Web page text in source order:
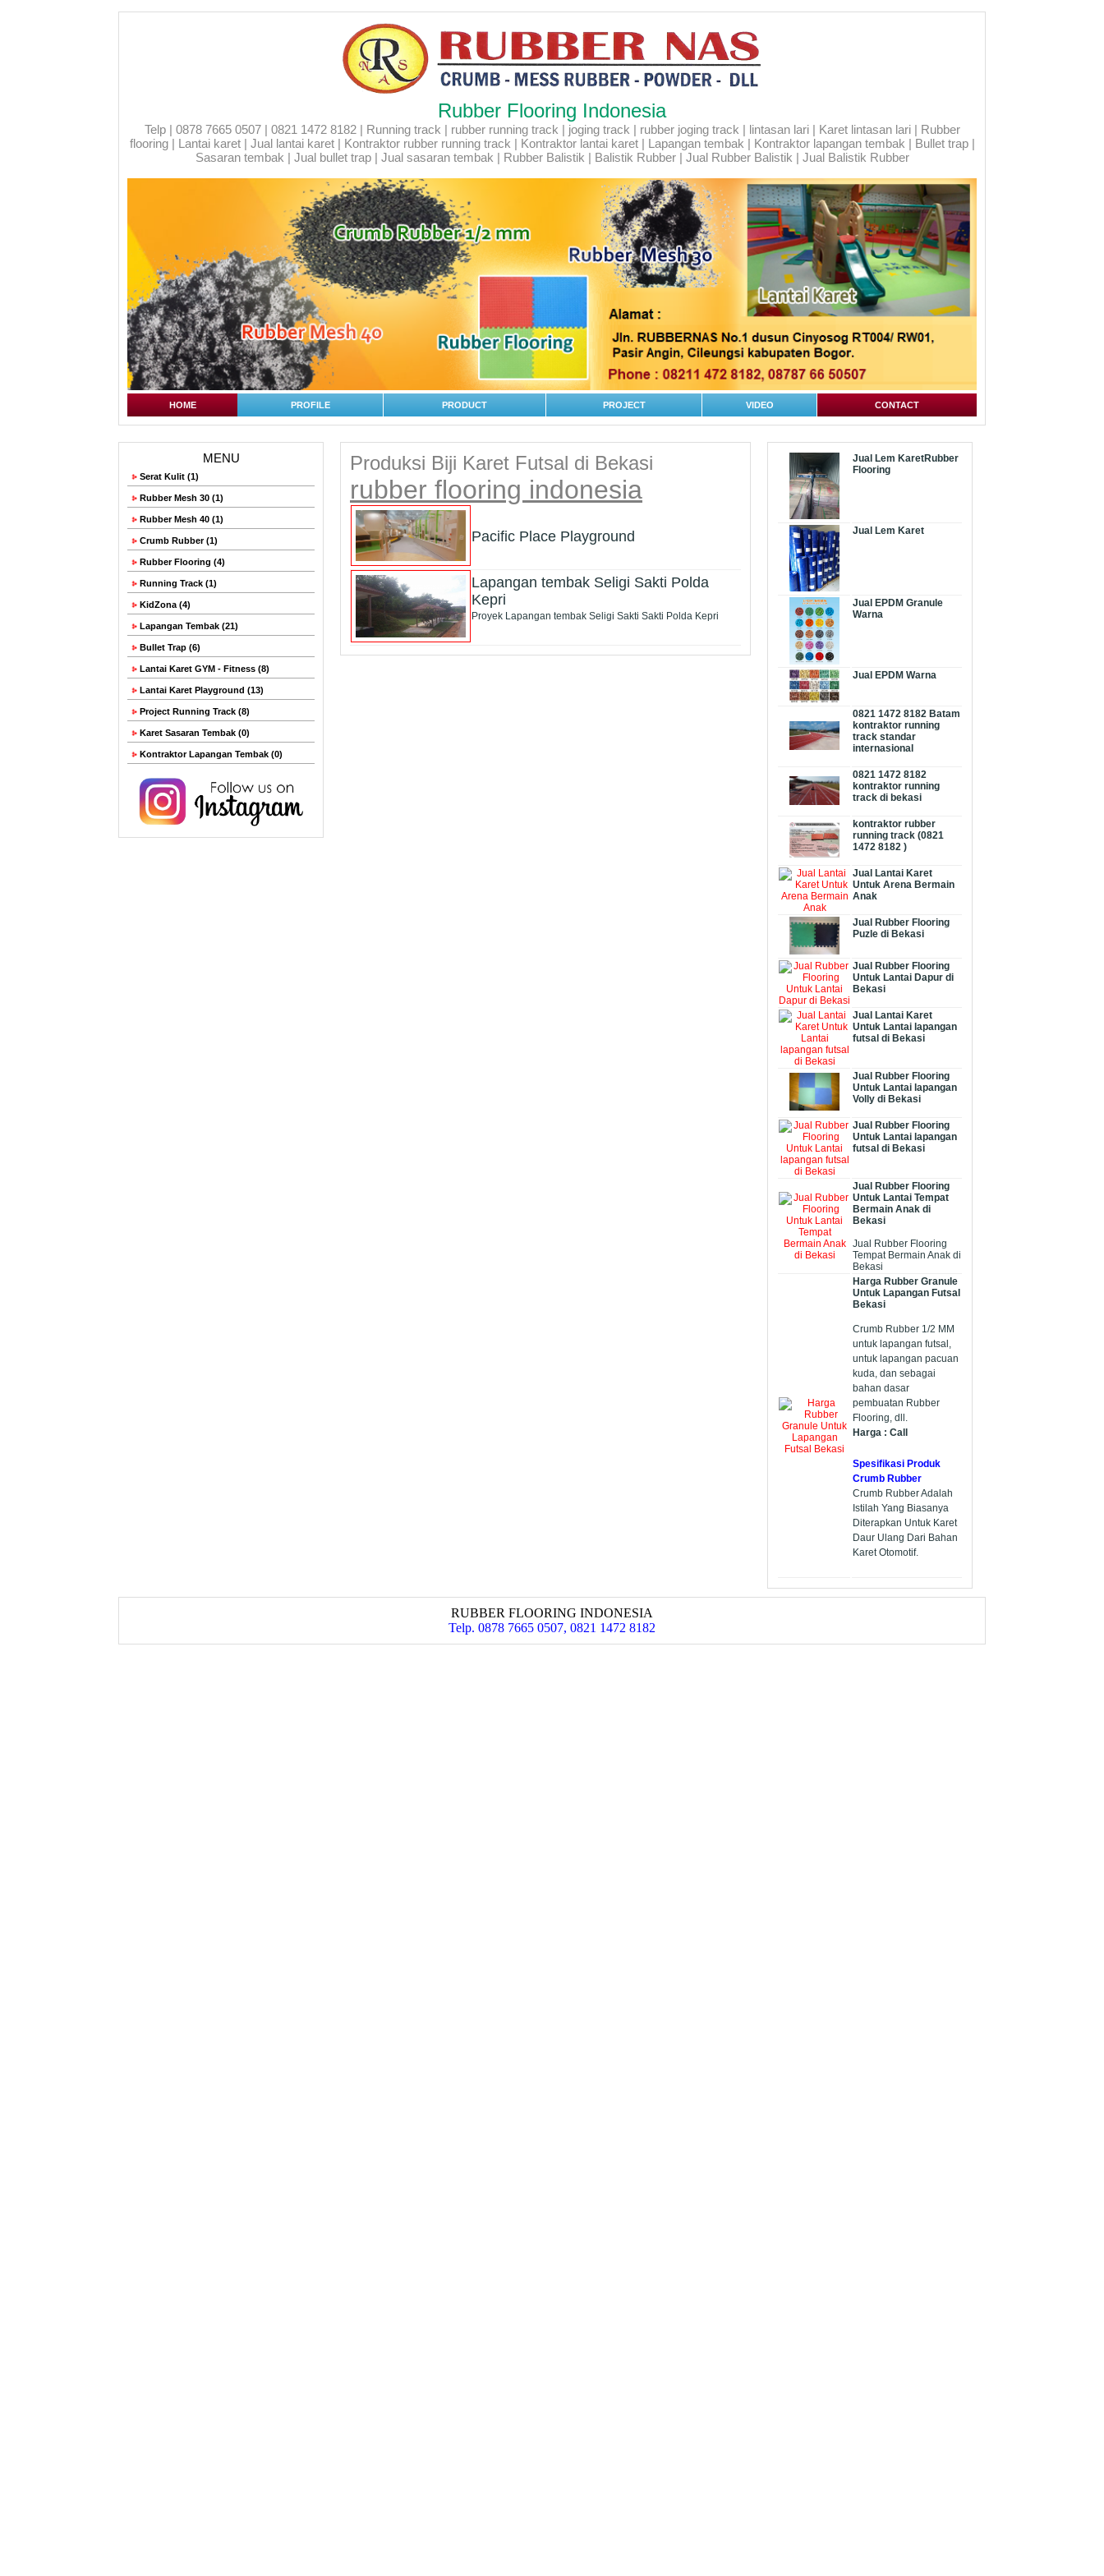
Rubber Flooring Indonesia
Telp | 0878 7665 0507 | 0821 1472 8182 | Running track | rubber running track | joging track | rubber joging track | lintasan lari | Karet lintasan lari | Rubber
flooring | Lantai karet | Jual lantai karet | Kontraktor rubber running track | Kontraktor lantai karet | Lapangan tembak | Kontraktor lapangan tembak | Bullet trap |
Sasaran tembak | Jual bullet trap | Jual sasaran tembak | Rubber Balistik | Balistik Rubber | Jual Rubber Balistik | Jual Balistik Rubber
HOME PROFILE PRODUCT PROJECT VIDEO CONTACT
MENU
Serat Kulit (1)
Rubber Mesh 30 (1)
Rubber Mesh 40 (1)
Crumb Rubber (1)
Rubber Flooring (4)
Running Track (1)
KidZona (4)
Lapangan Tembak (21)
Bullet Trap (6)
Lantai Karet GYM - Fitness (8)
Lantai Karet Playground (13)
Project Running Track (8)
Karet Sasaran Tembak (0)
Kontraktor Lapangan Tembak (0)
Produksi Biji Karet Futsal di Bekasi
rubber flooring indonesia
Pacific Place Playground
Lapangan tembak Seligi Sakti Polda
Kepri
Proyek Lapangan tembak Seligi Sakti Sakti Polda Kepri
Jual Lem KaretRubber
Flooring
Jual Lem Karet
Jual EPDM Granule
Warna
Jual EPDM Warna
0821 1472 8182 Batam
kontraktor running
track standar
internasional
0821 1472 8182
kontraktor running
track di bekasi
kontraktor rubber
running track (0821
1472 8182 )
Jual Lantai Karet
Untuk Arena Bermain
Anak
Jual Rubber Flooring
Puzle di Bekasi
Jual Rubber Flooring
Untuk Lantai Dapur di
Bekasi
Jual Lantai Karet
Untuk Lantai lapangan
futsal di Bekasi
Jual Rubber Flooring
Untuk Lantai lapangan
Volly di Bekasi
Jual Rubber Flooring
Untuk Lantai lapangan
futsal di Bekasi
Jual Rubber Flooring
Untuk Lantai Tempat
Bermain Anak di
Bekasi
Jual Rubber Flooring
Tempat Bermain Anak di
Bekasi
Harga Rubber Granule
Untuk Lapangan Futsal
Bekasi
Crumb Rubber 1/2 MM
untuk lapangan futsal,
untuk lapangan pacuan
kuda, dan sebagai
bahan dasar
pembuatan Rubber
Flooring, dll.
Harga : Call
Spesifikasi Produk
Crumb Rubber
Crumb Rubber Adalah
Istilah Yang Biasanya
Diterapkan Untuk Karet
Daur Ulang Dari Bahan
Karet Otomotif.
RUBBER FLOORING INDONESIA
Telp. 0878 7665 0507, 0821 1472 8182